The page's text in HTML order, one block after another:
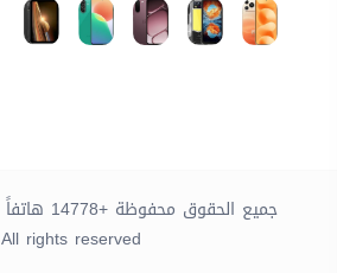
جميع الحقوق محفوظة +14778 هاتفاً © موبايلاوي 2026
All rights reserved